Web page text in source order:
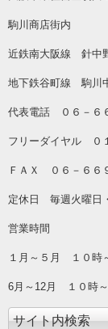
駒川商店街内
近鉄南大阪線 針中
地下鉄谷町線 駒川
代表電話 ０６－６
フリーダイヤル ０
ＦＡＸ ０６－６６
定休日 毎週火曜日
営業時間
１月～５月 １０時
6月～12月 １０時
サイト内検索